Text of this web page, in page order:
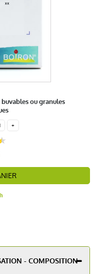
ou granules
+
- COMPOSITION